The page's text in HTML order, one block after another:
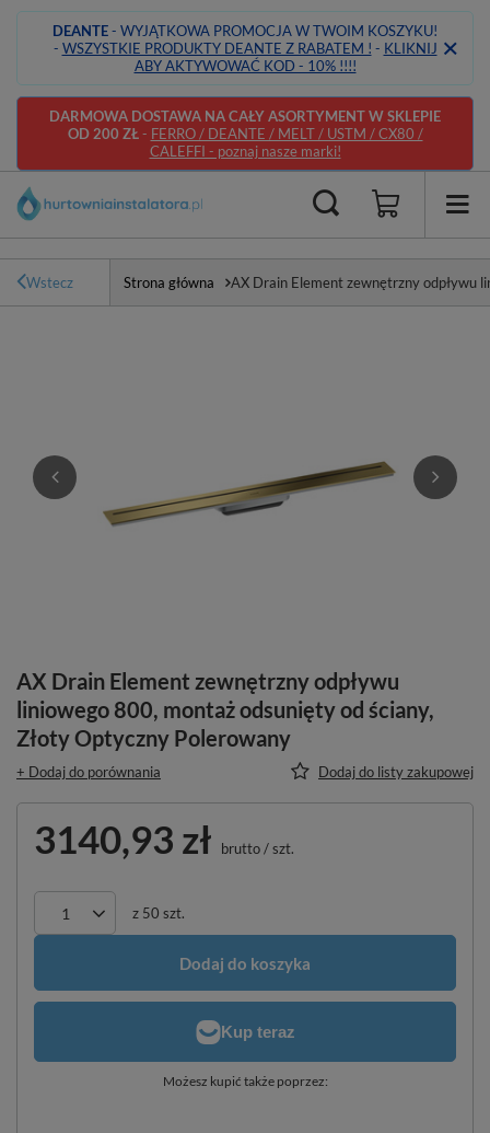
DEANTE- WYJĄTKOWA PROMOCJA W TWOIM KOSZYKU!
- WSZYSTKIE PRODUKTY DEANTE Z RABATEM ! - KLIKNIJ
ABY AKTYWOWAĆ KOD - 10% !!!!
DARMOWA DOSTAWA NA CAŁY ASORTYMENT W SKLEPIE
OD 200 ZŁ- FERRO / DEANTE / MELT / USTM / CX80 /
CALEFFI - poznaj nasze marki!
Wstecz Strona główna AX Drain Element zewnętrzny odpływu
AX Drain Element zewnętrzny odpływu
liniowego 800, montaż odsunięty od ściany,
Złoty Optyczny Polerowany
+ Dodaj do porównania Dodaj do listy zakupowej
3140,93 zł brutto/szt.
z 50 szt.
Dodaj do koszyka
Możesz kupić także poprzez: